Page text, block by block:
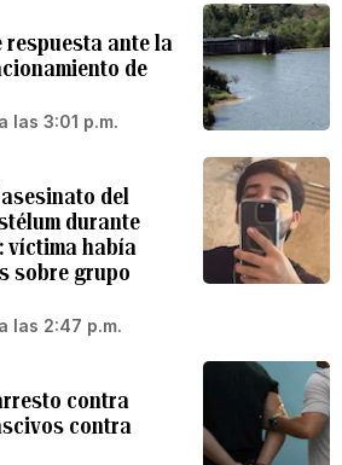
respuesta ante la
de
las 3:01 p.m.
del
durante
víctima había
sobre grupo
las 2:47 p.m.
contra
contra